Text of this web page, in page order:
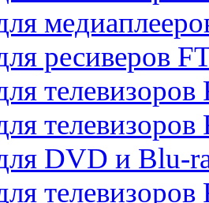
ресиверов
телевизоров
телевизоров
DVD и Blu-
телевизоров